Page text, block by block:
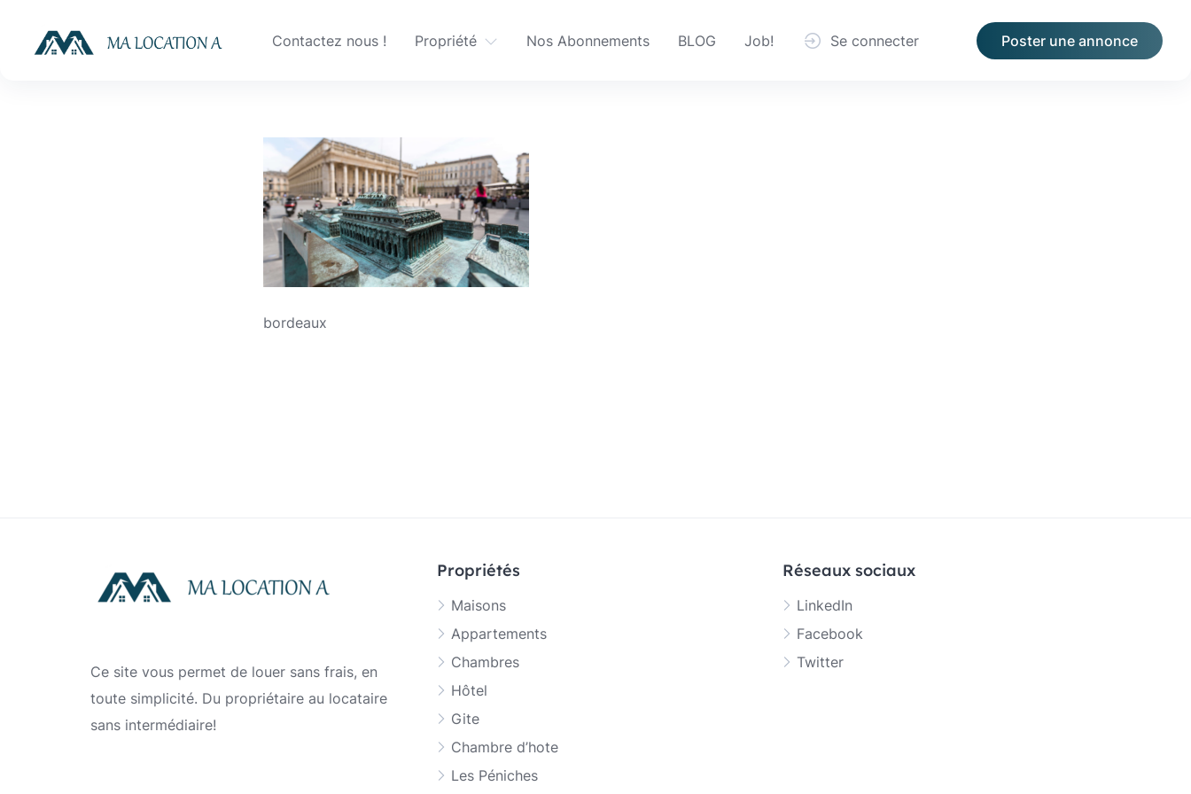
content
Contactez nous ! Propriété Nos Abonnements BLOG Job! Se connecter Poster une annonce
bordeaux
Ce site vous permet de louer sans frais, en
toute simplicité. Du propriétaire au locataire
sans intermédiaire!
Propriétés
Maisons
Appartements
Chambres
Hôtel
Gite
Chambre d’hote
Les Péniches
Réseaux sociaux
LinkedIn
Facebook
Twitter